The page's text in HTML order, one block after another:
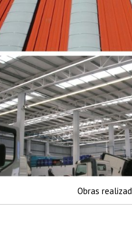
Obras